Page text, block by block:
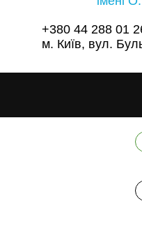
+380 44 288 01
м. Київ, вул.